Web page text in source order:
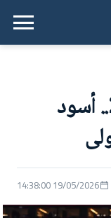
القائمة الرئيسية
قرعة تصفيات كان 2027.. أسود
19/05/2026 14:38:00